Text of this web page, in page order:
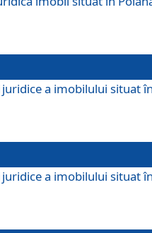
a imobilului situat
a imobilului situat